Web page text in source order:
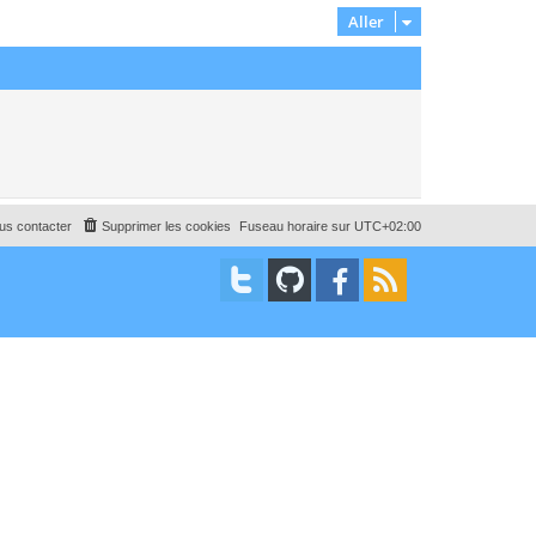
Aller
Fuseau horaire sur UTC+02:00
Supprimer les cookies
contacter